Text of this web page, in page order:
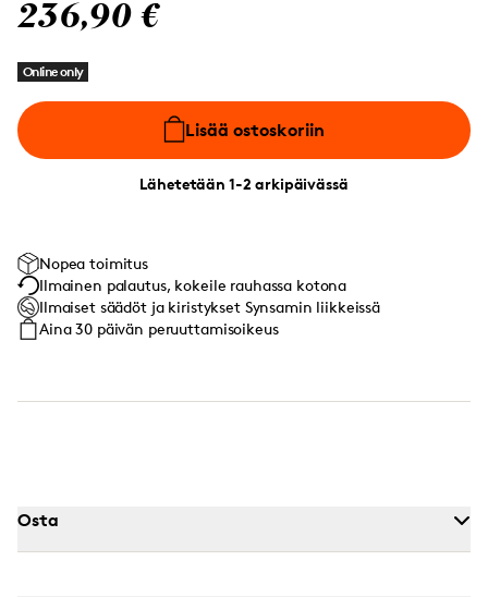
236,90 €
Online only
Lisää ostoskoriin
Lähetetään 1-2 arkipäivässä
Nopea toimitus
Ilmainen palautus, kokeile rauhassa kotona
Ilmaiset säädöt ja kiristykset Synsamin liikkeissä
Aina 30 päivän peruuttamisoikeus
Osta